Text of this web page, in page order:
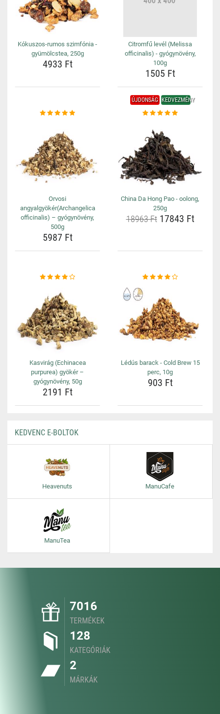
Kókuszos-rumos szimfónia -
gyümölcstea, 250g
4933 Ft
Citromfű levél (Melissa
officinalis) - gyógynövény,
100g
1505 Ft
Orvosi
angyalgyökér(Archangelica
officinalis) – gyógynövény,
500g
5987 Ft
ÚJDONSÁG KEDVEZMÉNY
China Da Hong Pao - oolong,
250g
18963 Ft17843 Ft
Kasvirág (Echinacea
purpurea) gyökér –
gyógynövény, 50g
2191 Ft
Lédús barack - Cold Brew 15
perc, 10g
903 Ft
KEDVENC E-BOLTOK
Heavenuts ManuCafe
ManuTea
7016
TERMÉKEK
128
KATEGÓRIÁK
2
MÁRKÁK